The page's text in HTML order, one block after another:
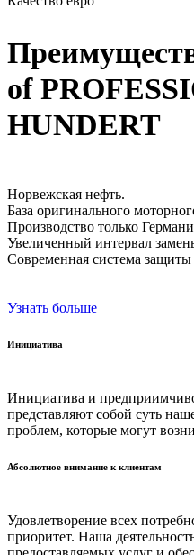
of
HUNDERT
Норвежская нефть.
База оригинального
Производство только
Увеличенный интервал
Современная система защиты
Узнать больше
Инициатива
Инициатива и
представляют собой суть
проблем, которые могут
Абсолютное внимание к клиентам
Удовлетворение всех
приоритет. Наша